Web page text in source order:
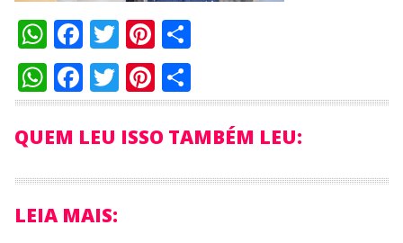
WhatsApp
Facebook
Twitter
Pinterest
Compartilhar
WhatsApp
Facebook
Twitter
Pinterest
Compartilhar
QUEM LEU ISSO TAMBÉM LEU:
LEIA MAIS: